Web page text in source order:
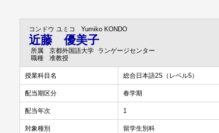
コンドウ ユミコ Yumiko KONDO
近藤 優美子
所属
京都外国語大学 ランゲージセンター
職種
准教授
授業科目名 総合日本語2S（レベル5）
配当期区分 春学期
配当年次 1
対象種別 留学生別科